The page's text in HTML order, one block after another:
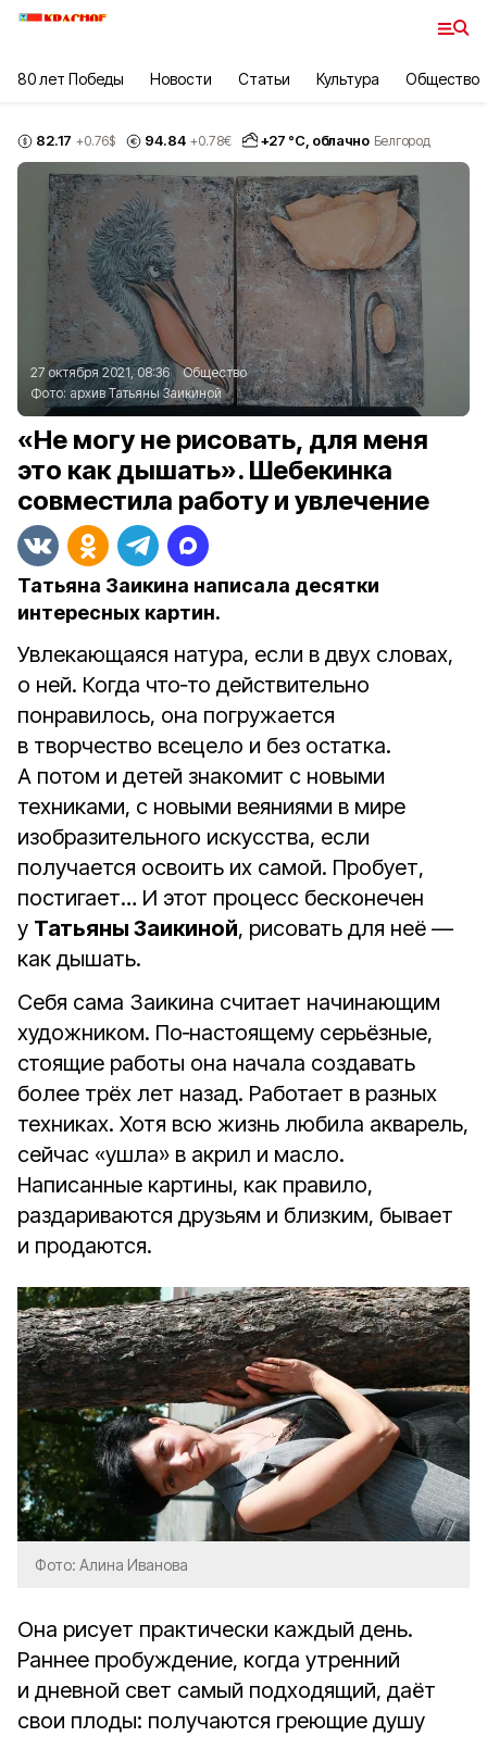
80 лет Победы Новости Статьи Культура Общество
82.17 +0.76$ 94.84 +0.78€ +27 °С, облачно Белгород
27 октября 2021, 08:36
Общество
Фото:архив Татьяны Заикиной
«Не могу не рисовать, для меня
это как дышать». Шебекинка
совместила работу и увлечение
Татьяна Заикина написала десятки
интересных картин.
Увлекающаяся натура, если в двух словах,
о ней. Когда что‑то действительно
понравилось, она погружается
в творчество всецело и без остатка.
А потом и детей знакомит с новыми
техниками, с новыми веяниями в мире
изобразительного искусства, если
получается освоить их самой. Пробует,
постигает… И этот процесс бесконечен
у Татьяны Заикиной, рисовать для неё —
как дышать.
Себя сама Заикина считает начинающим
художником. По‑настоящему серьёзные,
стоящие работы она начала создавать
более трёх лет назад. Работает в разных
техниках. Хотя всю жизнь любила акварель,
сейчас «ушла» в акрил и масло.
Написанные картины, как правило,
раздариваются друзьям и близким, бывает
и продаются.
Фото: Алина Иванова
Она рисует практически каждый день.
Раннее пробуждение, когда утренний
и дневной свет самый подходящий, даёт
свои плоды: получаются греющие душу